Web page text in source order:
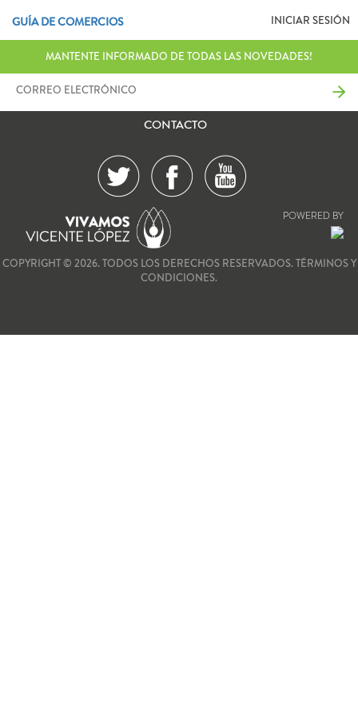
GUÍA DE COMERCIOS INICIAR SESIÓN
MANTENTE INFORMADO DE TODAS LAS NOVEDADES!
CONTACTO
POWERED BY
COPYRIGHT © 2026. TODOS LOS DERECHOS RESERVADOS. TÉRMINOS Y
CONDICIONES.